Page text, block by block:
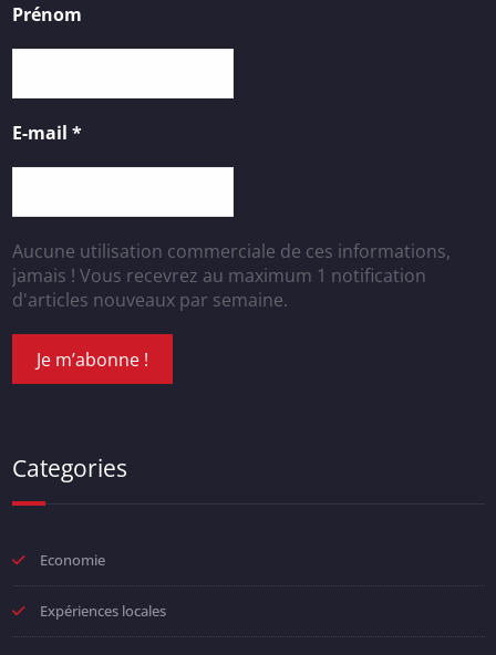
Prénom
E-mail *
Aucune utilisation commerciale de ces informations,
jamais ! Vous recevrez au maximum 1 notification
d'articles nouveaux par semaine.
Categories
Economie
Expériences locales